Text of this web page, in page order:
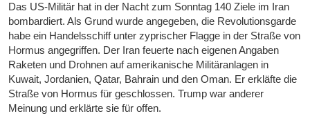
Das US-Militär hat in der Nacht zum Sonntag 140 Ziele im Iran
bombardiert. Als Grund wurde angegeben, die Revolutionsgarde
habe ein Handelsschiff unter zyprischer Flagge in der Straße von
Hormus angegriffen. Der Iran feuerte nach eigenen Angaben
Raketen und Drohnen auf amerikanische Militäranlagen in
Kuwait, Jordanien, Qatar, Bahrain und den Oman. Er erkläfte die
Straße von Hormus für geschlossen. Trump war anderer
Meinung und erklärte sie für offen.